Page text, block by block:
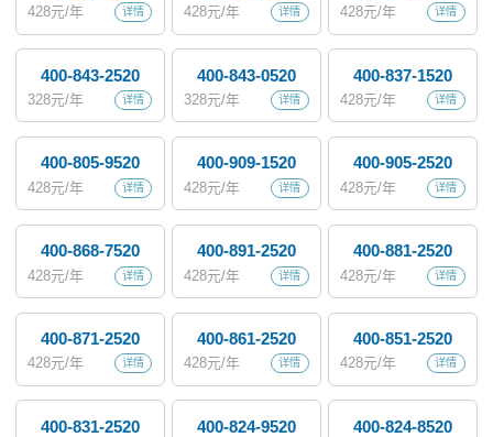
详情
428元/年 详情
428元/年 详情
428元/年
400-843-2520
详情
328元/年
400-843-0520
详情
328元/年
400-837-1520
详情
428元/年
400-805-9520
详情
428元/年
400-909-1520
详情
428元/年
400-905-2520
详情
428元/年
400-868-7520
详情
428元/年
400-891-2520
详情
428元/年
400-881-2520
详情
428元/年
400-871-2520
详情
428元/年
400-861-2520
详情
428元/年
400-851-2520
详情
428元/年
400-831-2520 400-824-9520 400-824-8520